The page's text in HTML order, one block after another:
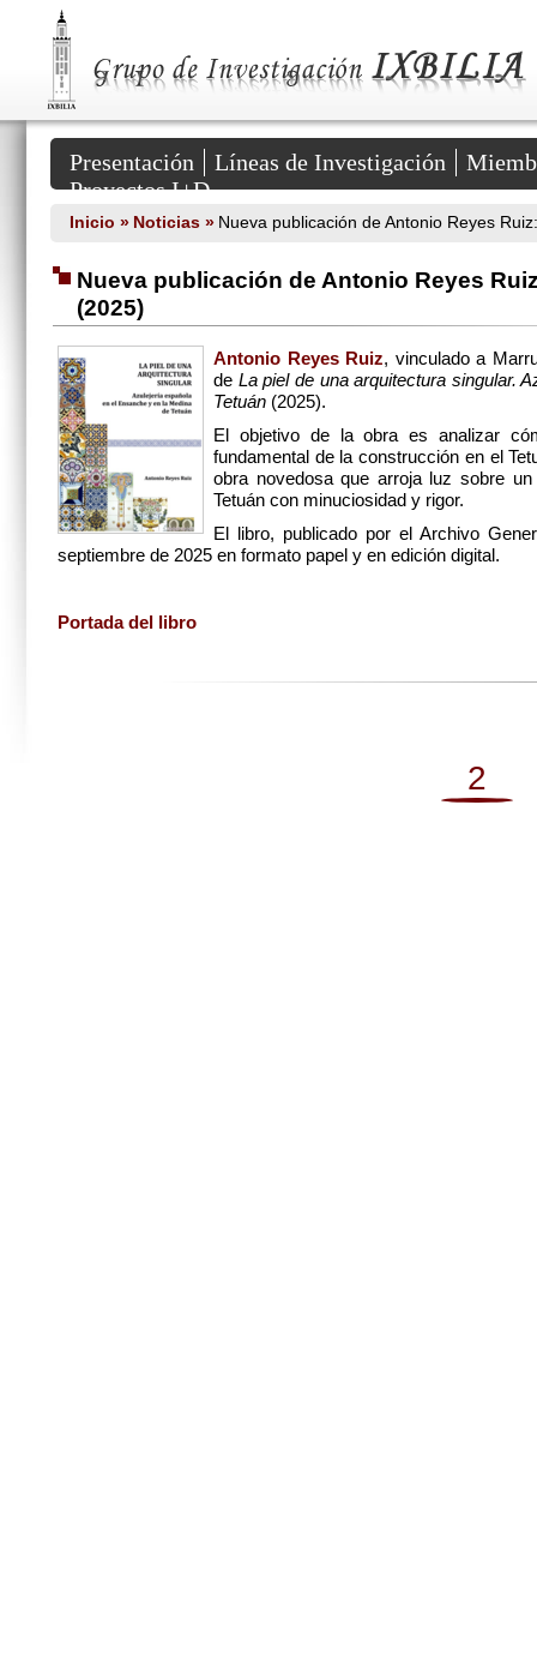
Investigación
Secciones
Presentación Líneas de Investigación
Proyectos I+D
Inicio » Noticias » Nueva publicación de Antonio Reyes
Nueva publicación de Antonio Reyes
(2025)
Antonio Reyes Ruiz, vinculado a
de La piel de una arquitectura singular.
Tetuán (2025).
El objetivo de la obra es analizar
fundamental de la construcción en el
obra novedosa que arroja luz sobre
Tetuán con minuciosidad y rigor.
El libro, publicado por el Archivo
septiembre de 2025 en formato papel y en edición digital.
Portada del libro
2